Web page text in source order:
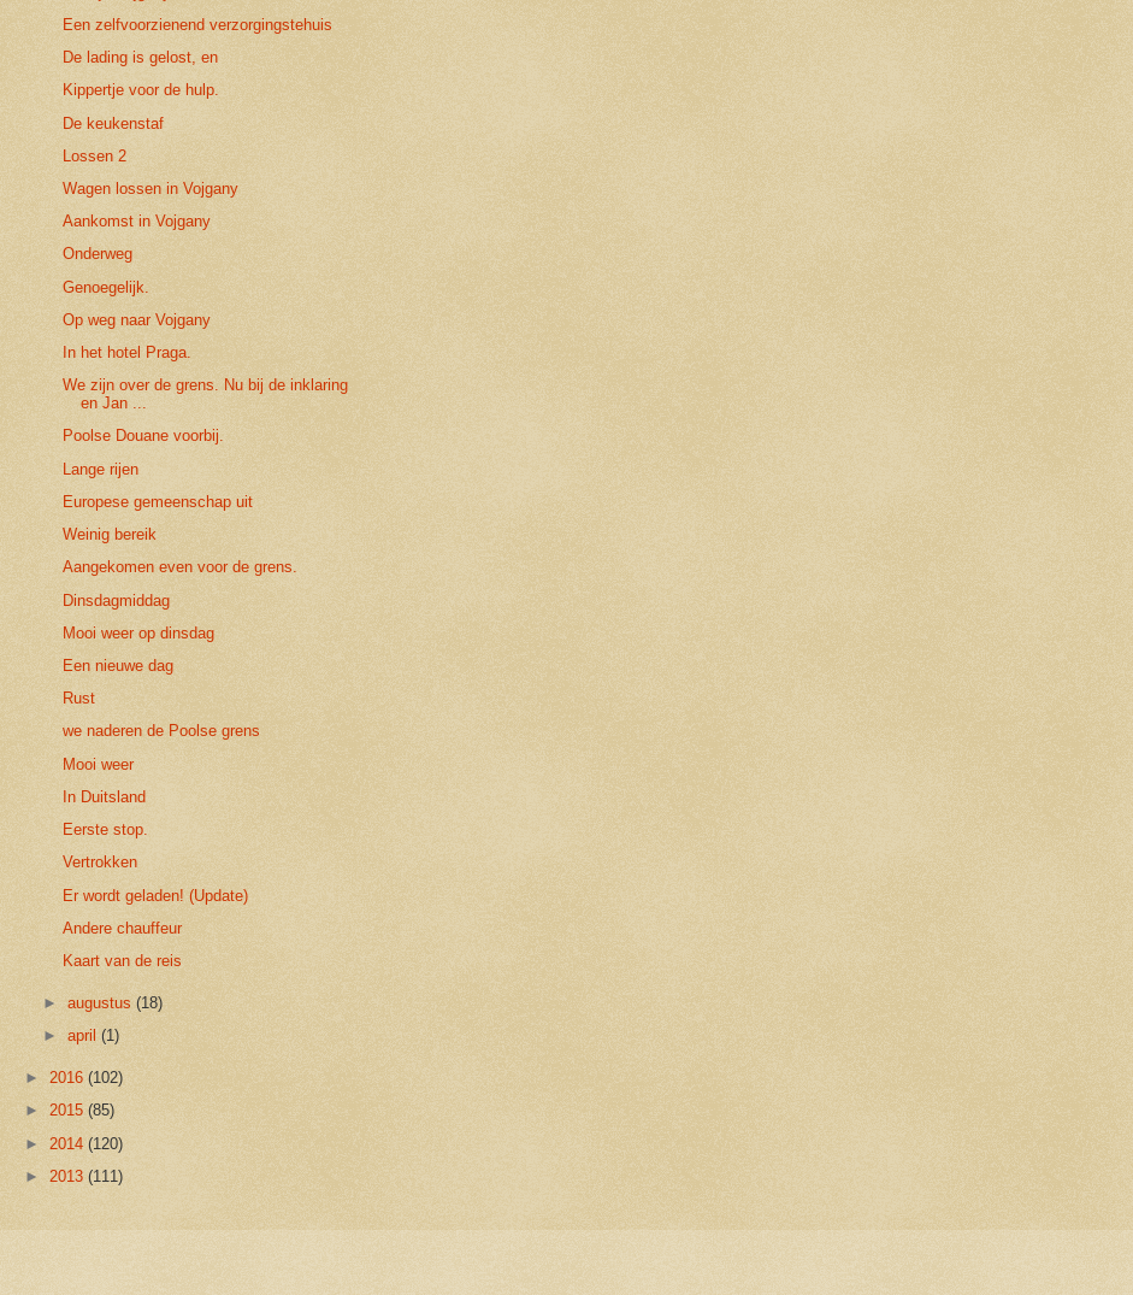
Een zelfvoorzienend verzorgingstehuis
De lading is gelost, en
Kippertje voor de hulp.
De keukenstaf
Lossen 2
Wagen lossen in Vojgany
Aankomst in Vojgany
Onderweg
Genoegelijk.
Op weg naar Vojgany
In het hotel Praga.
We zijn over de grens. Nu bij de inklaring
en Jan ...
Poolse Douane voorbij.
Lange rijen
Europese gemeenschap uit
Weinig bereik
Aangekomen even voor de grens.
Dinsdagmiddag
Mooi weer op dinsdag
Een nieuwe dag
Rust
we naderen de Poolse grens
Mooi weer
In Duitsland
Eerste stop.
Vertrokken
Er wordt geladen! (Update)
Andere chauffeur
Kaart van de reis
►augustus (18)
►april (1)
► 2016 (102)
► 2015 (85)
► 2014 (120)
► 2013 (111)